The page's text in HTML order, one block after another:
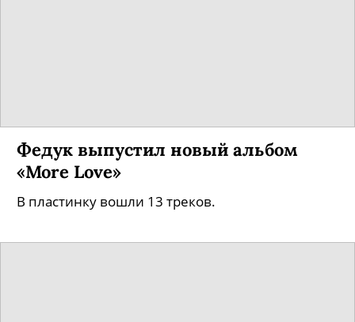
Федук выпустил новый альбом
«More Love»
В пластинку вошли 13 треков.